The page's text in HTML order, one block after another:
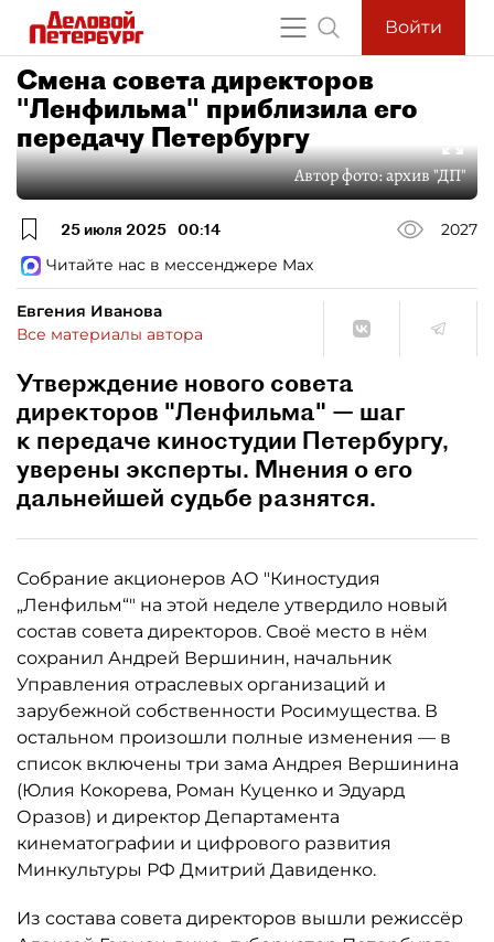
Войти
Смена совета директоров
"Ленфильма" приблизила его
передачу Петербургу
Автор фото:архив "ДП"
25 июля 2025 00:14
2027
Читайте нас в мессенджере Max
Евгения Иванова
Все материалы автора
Утверждение нового совета
директоров "Ленфильма" — шаг
к передаче киностудии Петербургу,
уверены эксперты. Мнения о его
дальнейшей судьбе разнятся.
Собрание акционеров АО "Киностудия
„Ленфильм“" на этой неделе утвердило новый
состав совета директоров. Своё место в нём
сохранил Андрей Вершинин, начальник
Управления отраслевых организаций и
зарубежной собственности Росимущества. В
остальном произошли полные изменения — в
список включены три зама Андрея Вершинина
(Юлия Кокорева, Роман Куценко и Эдуард
Оразов) и директор Департамента
кинематографии и цифрового развития
Минкультуры РФ Дмитрий Давиденко.
Из состава совета директоров вышли режиссёр